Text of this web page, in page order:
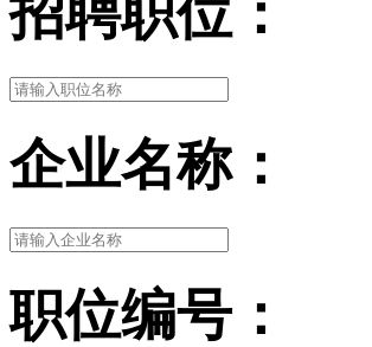
招聘职位：
企业名称：
职位编号：